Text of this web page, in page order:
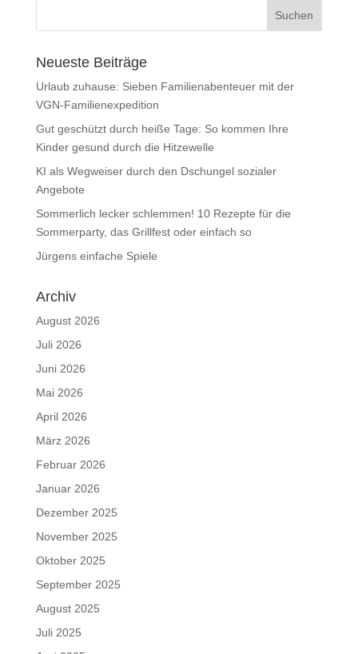
Neueste Beiträge
Urlaub zuhause: Sieben Familienabenteuer mit der
VGN-Familienexpedition
Gut geschützt durch heiße Tage: So kommen Ihre
Kinder gesund durch die Hitzewelle
KI als Wegweiser durch den Dschungel sozialer
Angebote
Sommerlich lecker schlemmen! 10 Rezepte für die
Sommerparty, das Grillfest oder einfach so
Jürgens einfache Spiele
Archiv
August 2026
Juli 2026
Juni 2026
Mai 2026
April 2026
März 2026
Februar 2026
Januar 2026
Dezember 2025
November 2025
Oktober 2025
September 2025
August 2025
Juli 2025